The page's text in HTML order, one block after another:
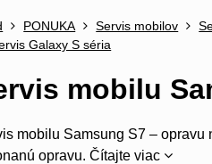
PONUKA Servis mobilov
Galaxy S séria
mobilu
mobilu Samsung S7 – opravu
opravu.Čítajte viac